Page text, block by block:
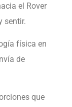
el Rover
sentir.
física en
de
que